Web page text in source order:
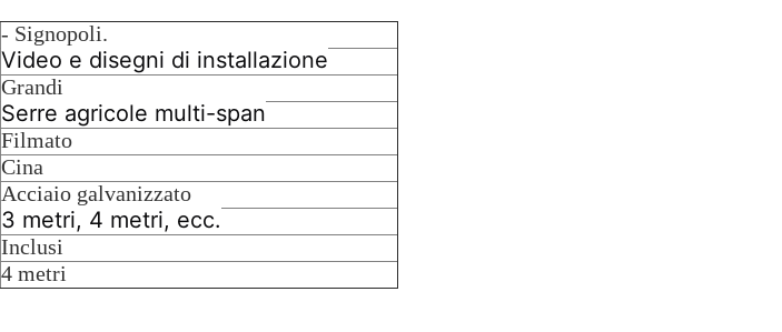
- Signopoli.
Video e disegni di installazione
Grandi
Serre agricole multi-span
Filmato
Cina
Acciaio galvanizzato
3 metri, 4 metri, ecc.
Inclusi
4 metri